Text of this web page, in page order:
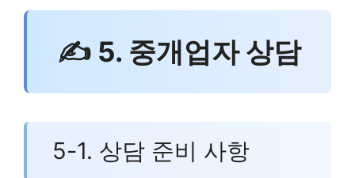
✍ 5. 중개업자 상담
5-1. 상담 준비 사항